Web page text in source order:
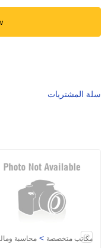
سلة المشتريات
مكاتب متخصصة > محاسبة